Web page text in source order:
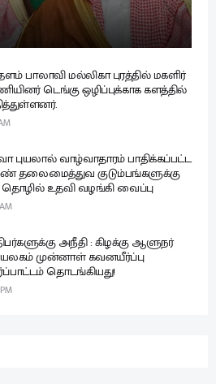
பாலாவி மல்லிகா புரத்தில் மகளிர்
டெங்கு ஒழிப்புக்காக களத்தில்
புயலால் வாழ்வாதாரம் பாதிக்கப்பட்ட
தலைமைத்துவ குடும்பங்களுக்கு
தொழில் உதவி வழங்கி வைப்பு
அநீதி : கிழக்கு ஆளுநர்
முன்னாள் கவனயீர்ப்பு
தொடங்கியது!